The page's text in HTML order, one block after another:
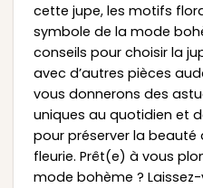
cette jupe, les motifs
symbole de la mode
conseils pour choisir la
avec d’autres pièces
vous donnerons des
uniques au quotidien et
pour préserver la
fleurie. Prêt(e) à vous
mode bohème ?